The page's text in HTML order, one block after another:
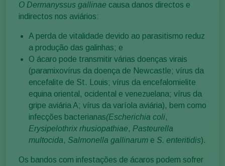
O Dermanyssus gallinae causa danos directos e
indirectos nos aviários:
A perda de vitalidade devido ao parasitismo reduz
a produção das galinhas; e
O ácaro pode transmitir várias doenças virais
(paramixovírus da doença de Newcastle; vírus da
encefalite de St. Louis; vírus da encefalomielite
equina oriental, ocidental e venezuelana; vírus da
gripe aviária A; vírus da varíola aviária), bem como
infecções bacterianas(Escherichia coli,
Erysipelothrix rhusiopathiae, Pasteurella
multocida, Salmonella gallinarum e S. enteritidis).
Os bandos com infestações de ácaros podem sofrer